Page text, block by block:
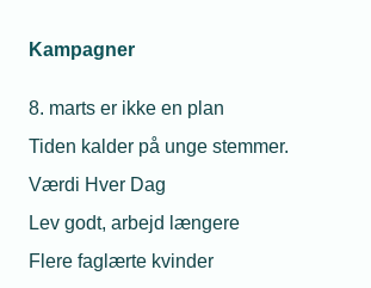
Kampagner
8. marts er ikke en plan
Tiden kalder på unge stemmer.
Værdi Hver Dag
Lev godt, arbejd længere
Flere faglærte kvinder
Politik & analyse